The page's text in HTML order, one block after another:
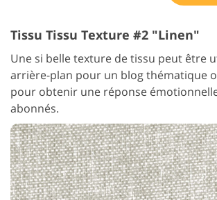
Tissu Tissu Texture #2 "Linen"
Une si belle texture de tissu peut être
arrière-plan pour un blog thématique
pour obtenir une réponse
abonnés.